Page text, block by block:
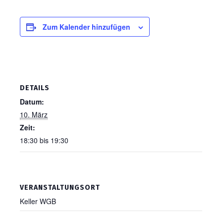
Zum Kalender hinzufügen
DETAILS
Datum:
10. März
Zeit:
18:30 bis 19:30
VERANSTALTUNGSORT
Kel­ler WGB